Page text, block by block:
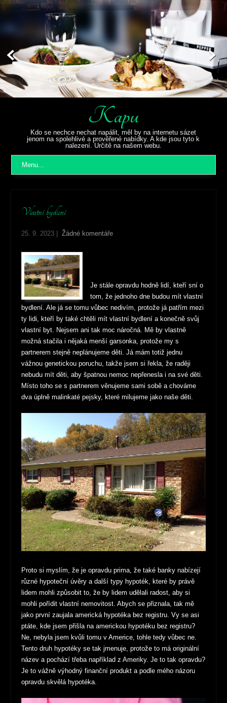
Kapu
Kdo se nechce nechat napálit, měl by na internetu sázet
jenom na spolehlivé a prověřené nabídky. A kde jsou tyto k
nalezení. Určitě na našem webu.
Menu...
Vlastní bydlení
25. 9. 2023 |Žádné komentáře
Je stále opravdu hodně lidí, kteří sní o
tom, že jednoho dne budou mít vlastní
bydlení. Ale já se tomu vůbec nedivím, protože já patřím mezi
ty lidi, kteří by také chtěli mít vlastní bydlení a konečně svůj
vlastní byt. Nejsem ani tak moc náročná. Mě by vlastně
možná stačila i nějaká menší garsonka, protože my s
partnerem stejně neplánujeme děti. Já mám totiž jednu
vážnou genetickou poruchu, takže jsem si řekla, že raději
nebudu mít děti, aby špatnou nemoc nepřenesla i na své děti.
Místo toho se s partnerem věnujeme sami sobě a chováme
dva úplně malinkaté pejsky, které milujeme jako naše děti.
Proto si myslím, že je opravdu prima, že také banky nabízejí
různé hypoteční úvěry a další typy hypoték, které by právě
lidem mohli způsobit to, že by lidem udělali radost, aby si
mohli pořídit vlastní nemovitost. Abych se přiznala, tak mě
jako první zaujala americká hypotéka bez registru. Vy se asi
ptáte, kde jsem přišla na americkou hypotéku bez registru?
Ne, nebyla jsem kvůli tomu v Americe, tohle tedy vůbec ne.
Tento druh hypotéky se tak jmenuje, protože to má originální
název a pochází třeba například z Ameriky. Je to tak opravdu?
Je to vážně výhodný finanční produkt a podle mého názoru
opravdu skvělá hypotéka.